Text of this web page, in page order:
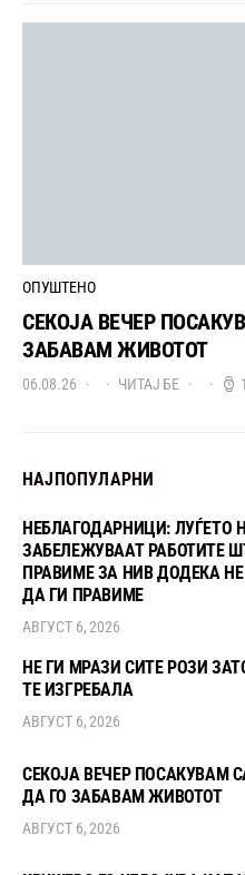
ОПУШТЕНО
СЕКОЈА ВЕЧЕР
ЗАБАВАМ ЖИВОТОТ
06.08.26 ЧИТАЈ БЕ
НАЈПОПУЛАРНИ
НЕБЛАГОДАРНИЦИ: ЛУЃЕТО
ЗАБЕЛЕЖУВААТ РАБОТИТЕ
ПРАВИМЕ ЗА НИВ ДОДЕКА
ДА ГИ ПРАВИМЕ
АВГУСТ 6, 2026
НЕ ГИ МРАЗИ СИТЕ РОЗИ
ТЕ ИЗГРЕБАЛА
АВГУСТ 6, 2026
СЕКОЈА ВЕЧЕР ПОСАКУВАМ
ДА ГО ЗАБАВАМ ЖИВОТОТ
АВГУСТ 6, 2026